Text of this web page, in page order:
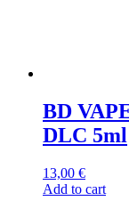
BD
DLC 5ml
13,00 €
Add to cart